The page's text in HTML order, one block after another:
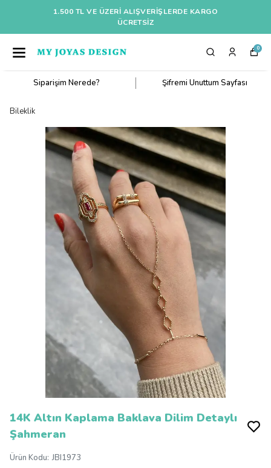
1.500 TL VE ÜZERI ALIŞVERIŞLERDE KARGO
ÜCRETSİZ
0
Siparişim Nerede? Şifremi Unuttum Sayfası
Bileklik
14K Altın Kaplama Baklava Dilim Detaylı
Şahmeran
Ürün Kodu: JBI1973